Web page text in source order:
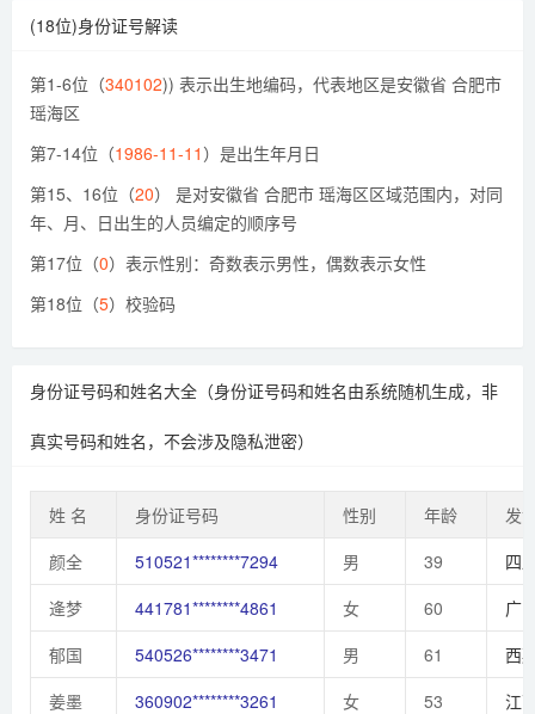
(18位)身份证号解读
第1-6位（340102)) 表示出生地编码，代表地区是安徽省 合肥市
瑶海区
第7-14位（1986-11-11 ）是出生年月日
第15、16位（20） 是对安徽省 合肥市 瑶海区区域范围内，对同
年、月、日出生的人员编定的顺序号
第17位（0）表示性别：奇数表示男性，偶数表示女性
第18位（5）校验码
身份证号码和姓名大全（身份证号码和姓名由系统随机生成，非
真实号码和姓名，不会涉及隐私泄密）
姓 名 身份证号码 性别 年龄
发
颜全
510521********7294 男 39
四
逄梦
441781********4861 女 60
广
郁国
540526********3471 男 61
西
姜墨
360902********3261 女 53
江